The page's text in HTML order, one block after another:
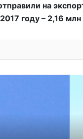
на
году – 2,16